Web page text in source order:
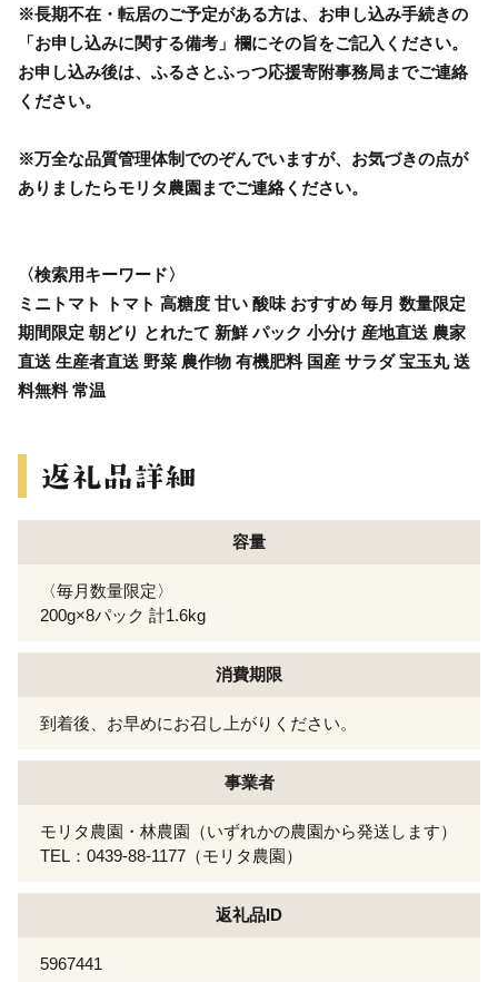
※長期不在・転居のご予定がある方は、お申し込み手続きの
「お申し込みに関する備考」欄にその旨をご記入ください。
お申し込み後は、ふるさとふっつ応援寄附事務局までご連絡
ください。
※万全な品質管理体制でのぞんでいますが、お気づきの点が
ありましたらモリタ農園までご連絡ください。
〈検索用キーワード〉
ミニトマト トマト 高糖度 甘い 酸味 おすすめ 毎月 数量限定
期間限定 朝どり とれたて 新鮮 パック 小分け 産地直送 農家
直送 生産者直送 野菜 農作物 有機肥料 国産 サラダ 宝玉丸 送
料無料 常温
容量
〈毎月数量限定〉
200g×8パック 計1.6kg
消費期限
到着後、お早めにお召し上がりください。
事業者
モリタ農園・林農園（いずれかの農園から発送します）
TEL：0439-88-1177（モリタ農園）
返礼品ID
5967441